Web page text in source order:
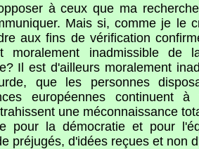
à ceux que ma
Mais si, comme je le
aux fins de vérification
moralement inadmissible de
Il est d'ailleurs moralement
que les personnes
européennes continuent
une méconnaissance
pour la démocratie et pour
préjugés, d'idées reçues et non